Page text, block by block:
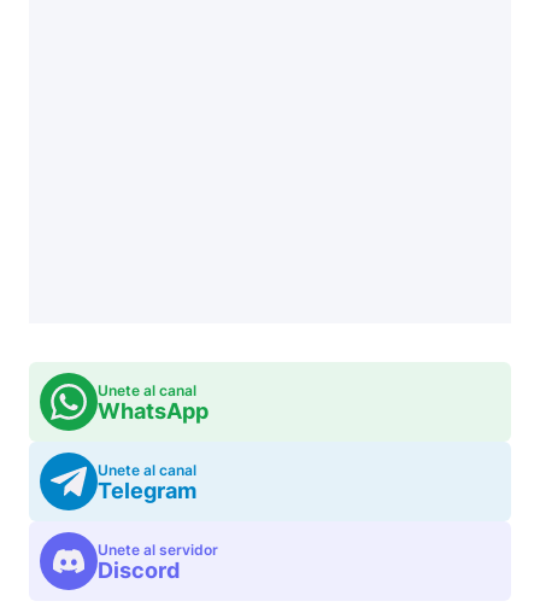
Unete al canal
WhatsApp
Unete al canal
Telegram
Unete al servidor
Discord